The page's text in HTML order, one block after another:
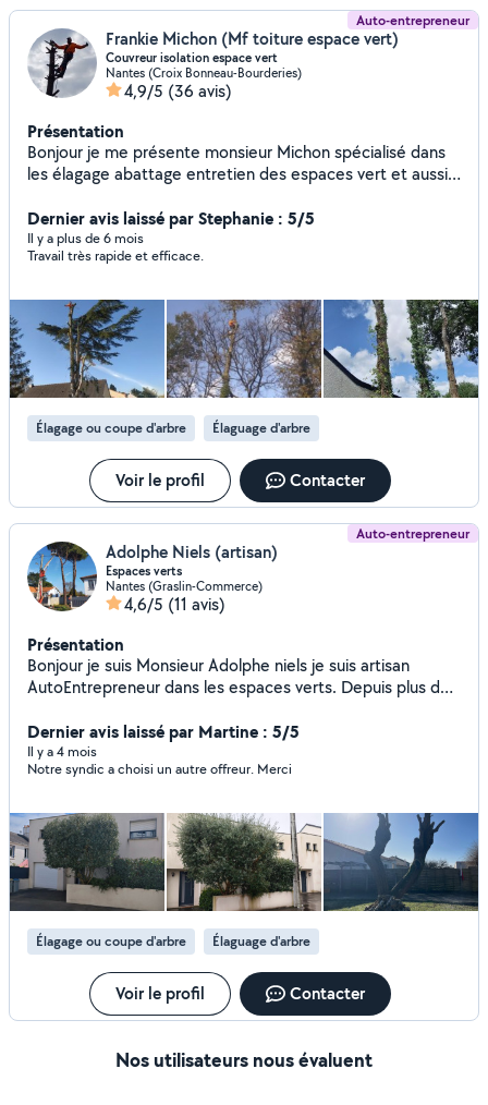
Auto-entrepreneur
Frankie Michon (Mf toiture espace vert)
Couvreur isolation espace vert
Nantes (Croix Bonneau-Bourderies)
4,9/5 (36 avis)
Présentation
Bonjour je me présente monsieur Michon spécialisé dans
les élagage abattage entretien des espaces vert et aussi
concerne les couvertures protection et rénovation
nettoyage des sols murs et toiture
Dernier avis laissé par Stephanie : 5/5
Il y a plus de 6 mois
Travail très rapide et efficace.
Élagage ou coupe d'arbre Élaguage d'arbre
Voir le profil Contacter
Auto-entrepreneur
Adolphe Niels (artisan)
Espaces verts
Nantes (Graslin-Commerce)
4,6/5 (11 avis)
Présentation
Bonjour je suis Monsieur Adolphe niels je suis artisan
AutoEntrepreneur dans les espaces verts. Depuis plus de
Élagage Taille de haies Abattage Tonte de pelouse
Débroussaillage Taille d'arbres fruitiers. Etc .. Je propose
des tarif forfaitaire à prix abordable. Devis et déplacement
Dernier avis laissé par Martine : 5/5
Il y a 4 mois
Notre syndic a choisi un autre offreur. Merci
Élagage ou coupe d'arbre Élaguage d'arbre
Voir le profil Contacter
Nos utilisateurs nous évaluent